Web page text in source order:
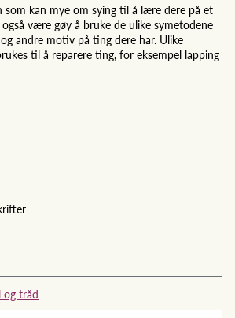
som kan mye om sying til å lære dere på et
være gøy å bruke de ulike symetodene
andre motiv på ting dere har. Ulike
til å reparere ting, for eksempel lapping
og tråd